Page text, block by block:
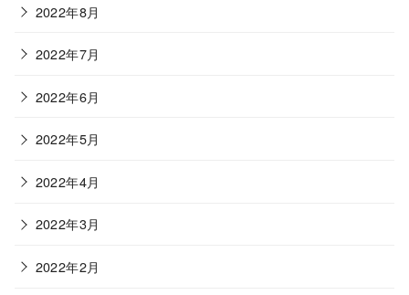
2022年8月
2022年7月
2022年6月
2022年5月
2022年4月
2022年3月
2022年2月